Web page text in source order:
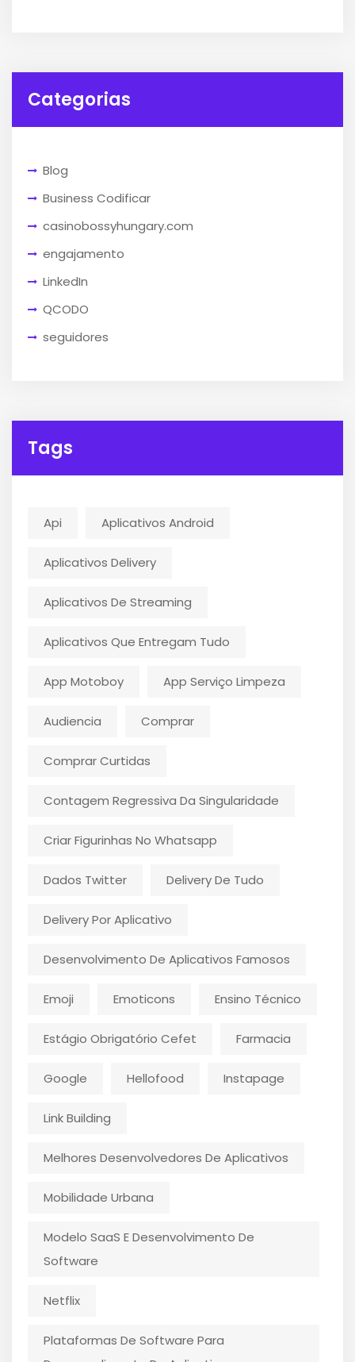
Categorias
Blog
Business Codificar
casinobossyhungary.com
engajamento
LinkedIn
QCODO
seguidores
Tags
Api Aplicativos Android
Aplicativos Delivery
Aplicativos De Streaming
Aplicativos Que Entregam Tudo
App Motoboy App Serviço Limpeza
Audiencia Comprar
Comprar Curtidas
Contagem Regressiva Da Singularidade
Criar Figurinhas No Whatsapp
Dados Twitter Delivery De Tudo
Delivery Por Aplicativo
Desenvolvimento De Aplicativos Famosos
Emoji Emoticons Ensino Técnico
Estágio Obrigatório Cefet Farmacia
Google Hellofood Instapage
Link Building
Melhores Desenvolvedores De Aplicativos
Mobilidade Urbana
Modelo SaaS E Desenvolvimento De
Software
Netflix
Plataformas De Software Para